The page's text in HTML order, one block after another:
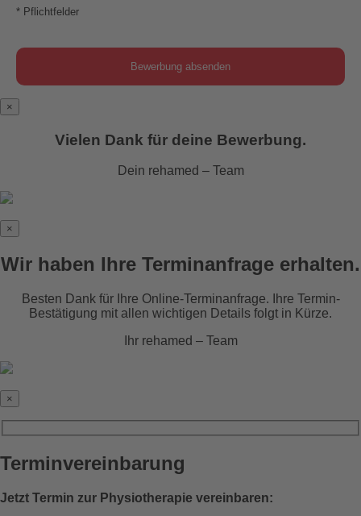
* Pflichtfelder
×
Vielen Dank für deine Bewerbung.
Dein rehamed – Team
×
Wir haben Ihre Terminanfrage erhalten.
Besten Dank für Ihre Online-Terminanfrage. Ihre Termin-
Bestätigung mit allen wichtigen Details folgt in Kürze.
Ihr rehamed – Team
×
Terminvereinbarung
Jetzt Termin zur Physiotherapie vereinbaren: